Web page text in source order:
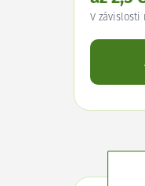
V závislosti